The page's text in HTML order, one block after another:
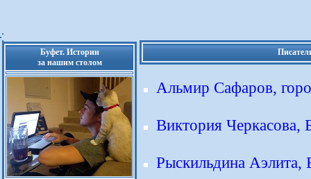
Буфет. Истории
за нашим столом
Альмир Сафаров,
Виктория Черкасова,
Рыскильдина Аэлита,